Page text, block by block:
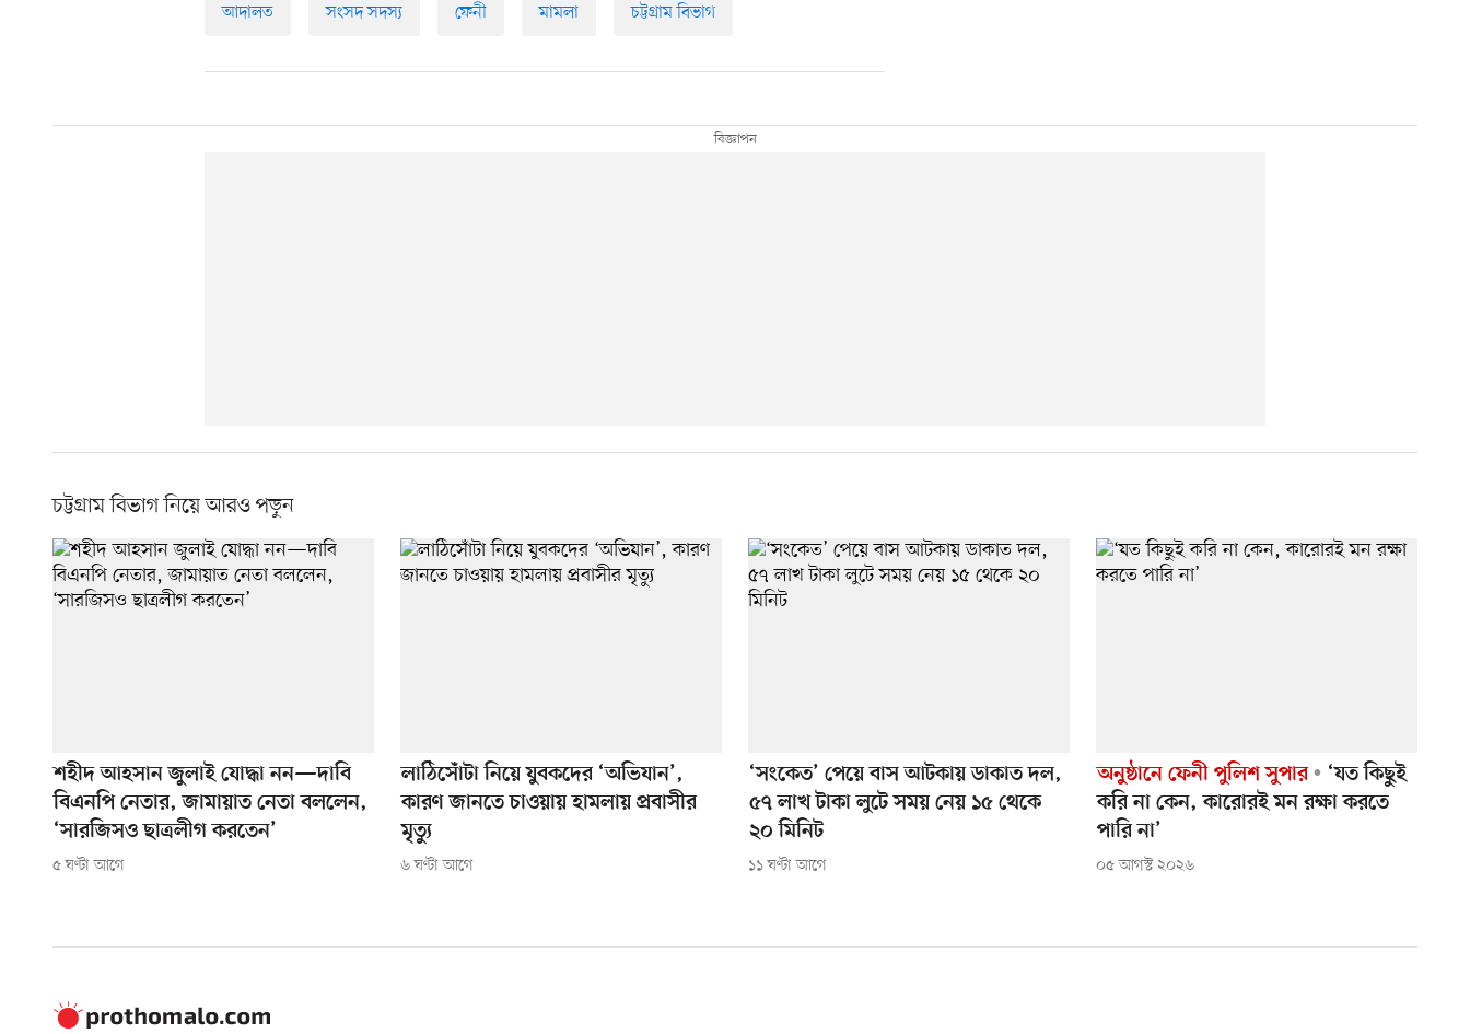
আদালত সংসদ সদস্য ফেনী মামলা চট্টগ্রাম বিভাগ
চট্টগ্রাম বিভাগ নিয়ে আরও পড়ুন
শহীদ আহসান জুলাই যোদ্ধা নন—দাবি
বিএনপি নেতার, জামায়াত নেতা বললেন,
‘সারজিসও ছাত্রলীগ করতেন’
৫ ঘণ্টা আগে
লাঠিসোঁটা নিয়ে যুবকদের ‘অভিযান’,
কারণ জানতে চাওয়ায় হামলায় প্রবাসীর
মৃত্যু
৬ ঘণ্টা আগে
‘সংকেত’ পেয়ে বাস আটকায় ডাকাত দল,
৫৭ লাখ টাকা লুটে সময় নেয় ১৫ থেকে
২০ মিনিট
১১ ঘণ্টা আগে
অনুষ্ঠানে ফেনী পুলিশ সুপার
‘যত কিছুই
করি না কেন, কারোরই মন রক্ষা করতে
পারি না’
০৫ আগস্ট ২০২৬